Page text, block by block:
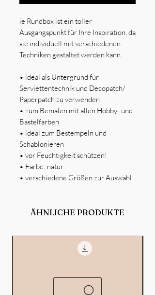
ie Rundbox ist ein toller
Ausgangspunkt für Ihre Inspiration, da
sie individuell mit verschiedenen
Techniken gestaltet werden kann.
• ideal als Untergrund für
Serviettentechnik und Decopatch/
Paperpatch zu verwenden
• zum Bemalen mit allen Hobby- und
Bastelfarben
• ideal zum Bestempeln und
Schablonieren
• vor Feuchtigkeit schützen!
• Farbe: natur
• verschiedene Größen zur Auswahl
ÄHNLICHE PRODUKTE